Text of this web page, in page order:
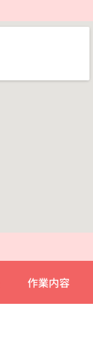
作業内容